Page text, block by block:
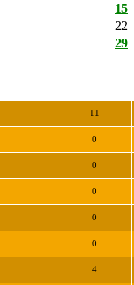
15
22
29
11
0
0
0
0
0
4